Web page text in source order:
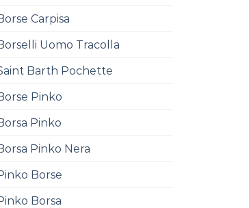
Carpisa
Uomo Tracolla
Barth Pochette
Pinko
Pinko
Pinko Nera
Borse
Borsa